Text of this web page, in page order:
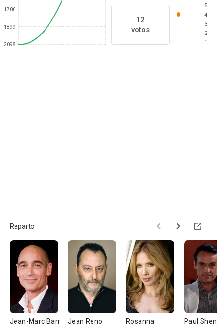
1700
1899
2098
12
votos
5
4
3
2
1
Reparto
Jean-Marc Barr Jean Reno Rosanna Paul